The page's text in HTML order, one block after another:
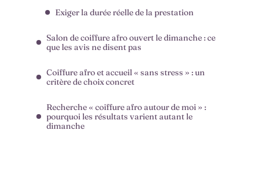
Exiger la durée réelle de la prestation
Salon de coiffure afro ouvert le dimanche : ce
que les avis ne disent pas
Coiffure afro et accueil « sans stress » : un
critère de choix concret
Recherche « coiffure afro autour de moi » :
pourquoi les résultats varient autant le
dimanche